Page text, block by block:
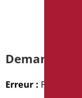
Demande
Erreur :